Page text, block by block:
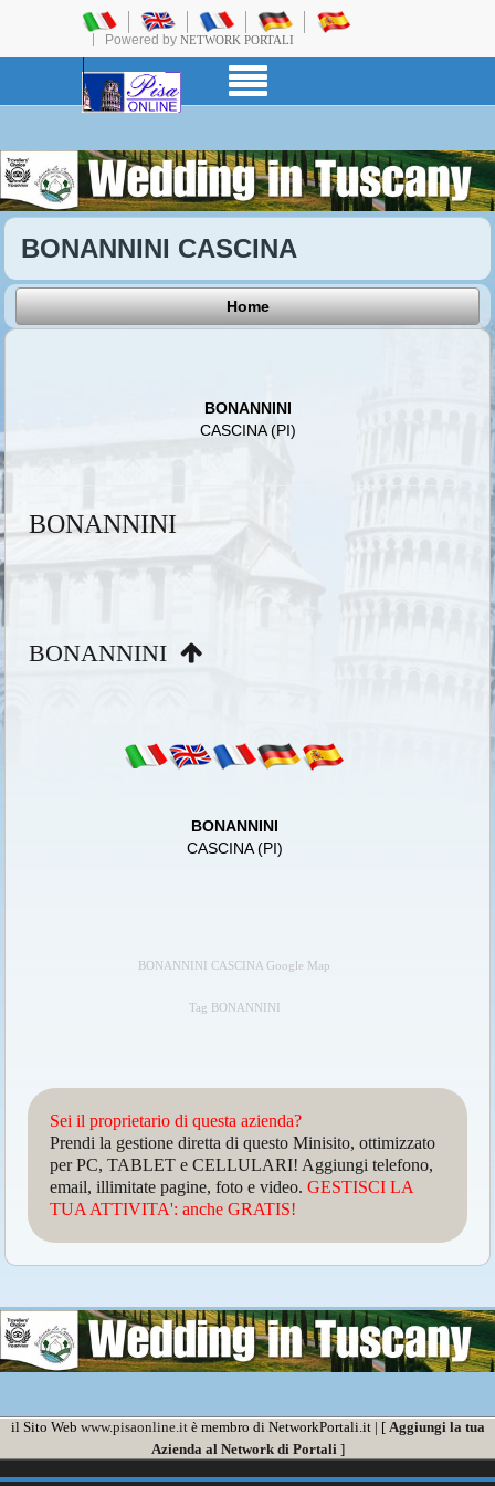
Powered by NETWORK PORTALI
BONANNINI CASCINA
Home
BONANNINI
CASCINA (PI)
BONANNINI
BONANNINI
BONANNINI
CASCINA (PI)
BONANNINI CASCINA Google Map
Tag BONANNINI
Sei il proprietario di questa azienda?
Prendi la gestione diretta di questo Minisito, ottimizzato
per PC, TABLET e CELLULARI! Aggiungi telefono,
email, illimitate pagine, foto e video.GESTISCI LA
TUA ATTIVITA': anche GRATIS!
il Sito Web www.pisaonline.itè membro di NetworkPortali.it | [ Aggiungi la tua
Azienda al Network di Portali ]